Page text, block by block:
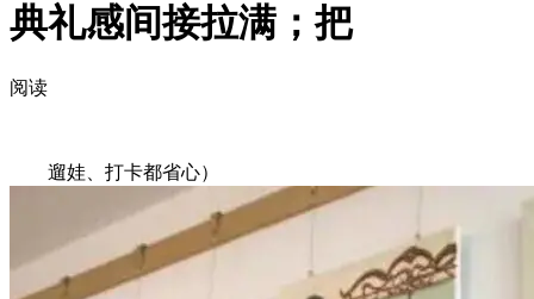
典礼感间接拉满；把
阅读
遛娃、打卡都省心）